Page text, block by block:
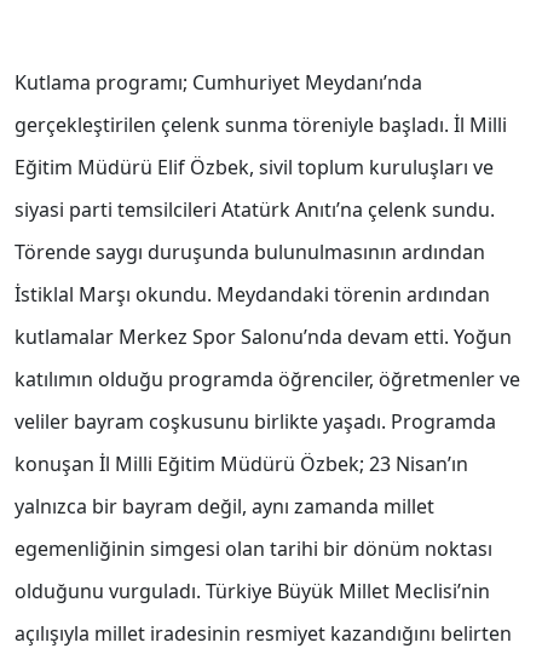
Kutlama programı; Cumhuriyet Meydanı’nda
gerçekleştirilen çelenk sunma töreniyle başladı. İl Milli
Eğitim Müdürü Elif Özbek, sivil toplum kuruluşları ve
siyasi parti temsilcileri Atatürk Anıtı’na çelenk sundu.
Törende saygı duruşunda bulunulmasının ardından
İstiklal Marşı okundu. Meydandaki törenin ardından
kutlamalar Merkez Spor Salonu’nda devam etti. Yoğun
katılımın olduğu programda öğrenciler, öğretmenler ve
veliler bayram coşkusunu birlikte yaşadı. Programda
konuşan İl Milli Eğitim Müdürü Özbek; 23 Nisan’ın
yalnızca bir bayram değil, aynı zamanda millet
egemenliğinin simgesi olan tarihi bir dönüm noktası
olduğunu vurguladı. Türkiye Büyük Millet Meclisi’nin
açılışıyla millet iradesinin resmiyet kazandığını belirten